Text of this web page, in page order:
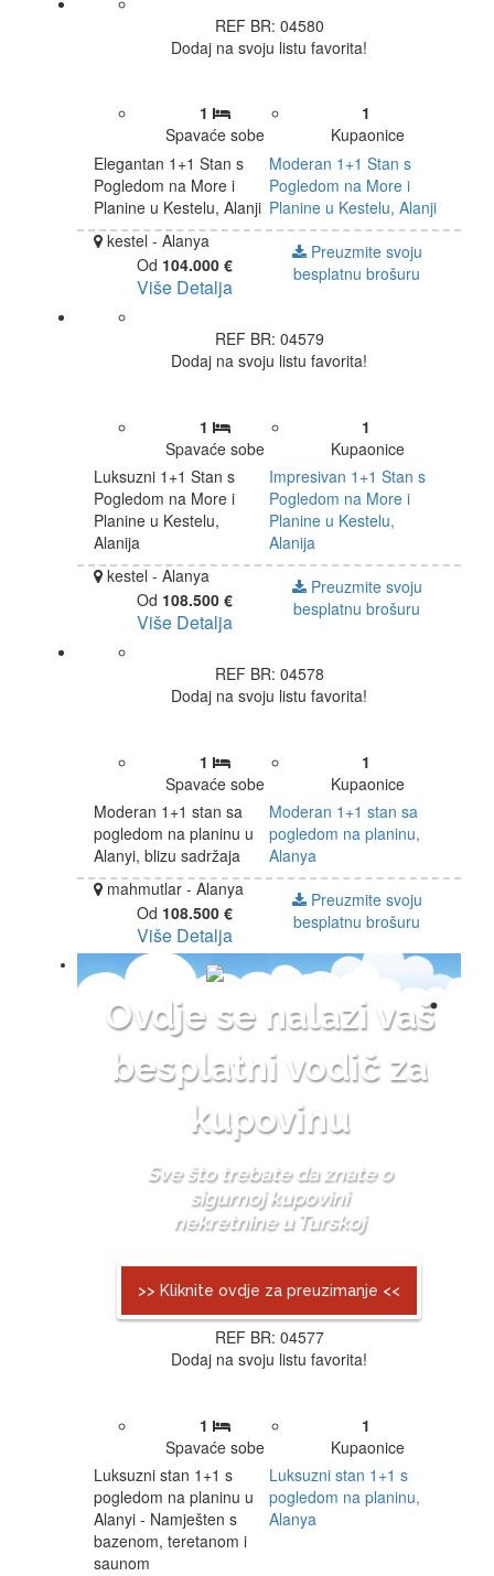
REF BR: 04580
Dodaj na svoju listu favorita!
1
Spavaće sobe
1
Kupaonice
Moderan 1+1 Stan s
Pogledom na More i
Planine u Kestelu, Alanji
Elegantan 1+1 Stan s
Pogledom na More i
Planine u Kestelu, Alanji
kestel - Alanya
Preuzmite svoju
besplatnu brošuru
Od 104.000 €
Više Detalja
REF BR: 04579
Dodaj na svoju listu favorita!
1
Spavaće sobe
1
Kupaonice
Impresivan 1+1 Stan s
Pogledom na More i
Planine u Kestelu,
Alanija
Luksuzni 1+1 Stan s
Pogledom na More i
Planine u Kestelu,
Alanija
kestel - Alanya
Preuzmite svoju
besplatnu brošuru
Od 108.500 €
Više Detalja
REF BR: 04578
Dodaj na svoju listu favorita!
1
Spavaće sobe
1
Kupaonice
Moderan 1+1 stan sa
pogledom na planinu,
Alanya
Moderan 1+1 stan sa
pogledom na planinu u
Alanyi, blizu sadržaja
mahmutlar - Alanya
Preuzmite svoju
besplatnu brošuru
Od 108.500 €
Više Detalja
Ovdje se nalazi vaš
besplatni vodič za
kupovinu
Sve što trebate da znate o
sigurnoj kupovini
nekretnine u Turskoj
>> Kliknite ovdje za preuzimanje <<
REF BR: 04577
Dodaj na svoju listu favorita!
1
Spavaće sobe
1
Kupaonice
Luksuzni stan 1+1 s
pogledom na planinu,
Alanya
Luksuzni stan 1+1 s
pogledom na planinu u
Alanyi - Namješten s
bazenom, teretanom i
saunom